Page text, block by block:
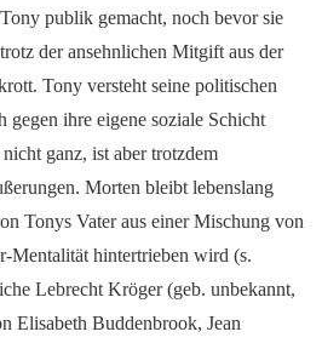
publik gemacht, noch bevor sie
der ansehnlichen Mitgift aus der
Tony versteht seine politischen
ihre eigene soziale Schicht
ganz, ist aber trotzdem
Morten bleibt lebenslang
Tonys Vater aus einer Mischung von
Mentalität hintertrieben wird (s.
Lebrecht Kröger (geb. unbekannt,
Elisabeth Buddenbrook, Jean